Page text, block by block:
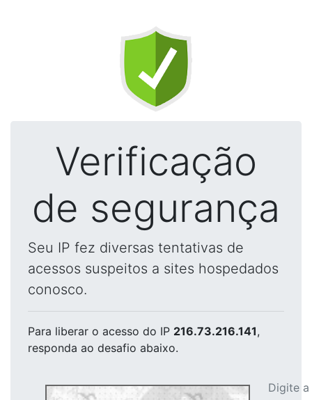
Verificação
de segurança
Seu IP fez diversas tentativas de
acessos suspeitos a sites hospedados
conosco.
Para liberar o acesso do IP 216.73.216.141,
responda ao desafio abaixo.
Digite